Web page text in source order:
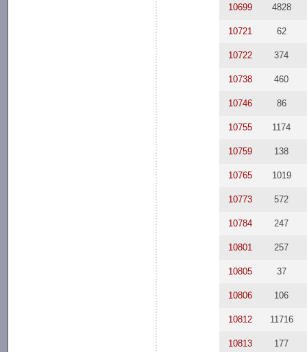
10699 4828
10721 62
10722 374
10738 460
10746 86
10755 1174
10759 138
10765 1019
10773 572
10784 247
10801 257
10805 37
10806 106
10812 11716
10813 177